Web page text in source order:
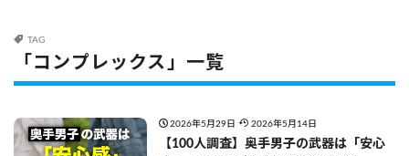
TAG
「コンプレックス」一覧
2026年5月29日 2026年5月14日
【100人調査】奥手男子の武器は「安心